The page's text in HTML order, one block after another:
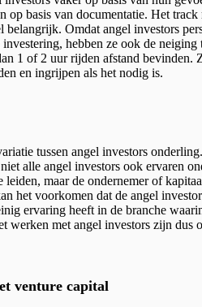
op basis van documentatie. Het track
belangrijk. Omdat angel investors
hebben ze ook de neiging
1 of 2 uur rijden afstand bevinden.
en ingrijpen als het nodig is.
tussen angel investors
alle angel investors ook ervaren
leiden, maar de ondernemer of
het voorkomen dat de angel
ervaring heeft in de branche
werken met angel investors zijn dus
venture capital